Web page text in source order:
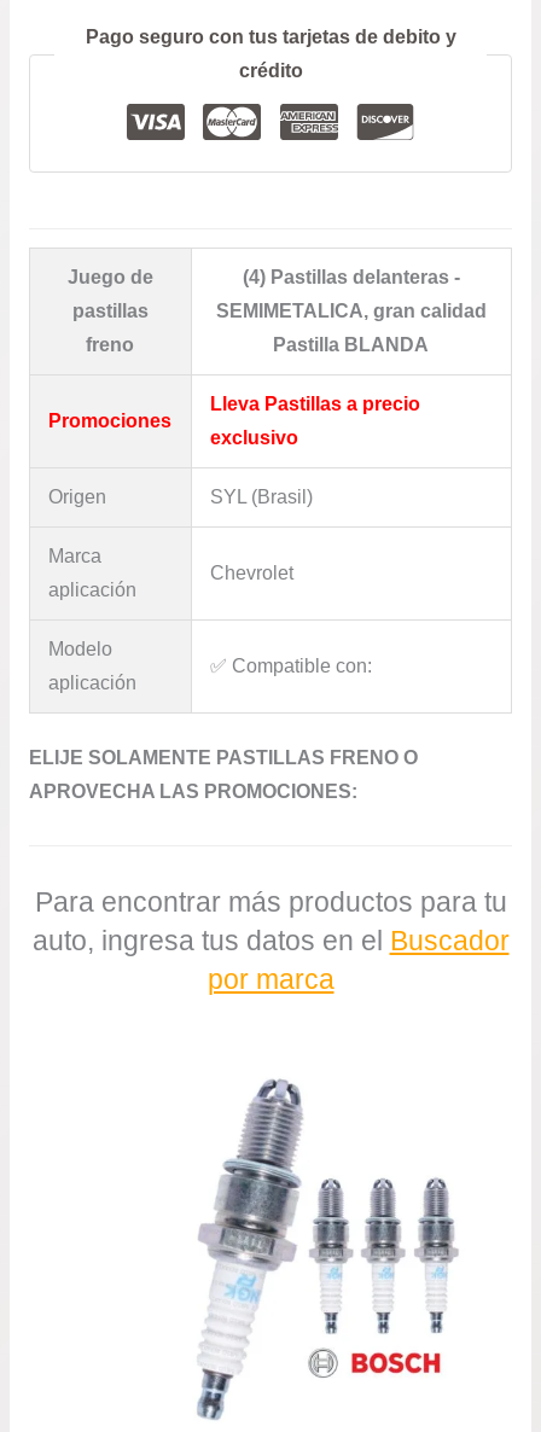
Pago seguro con tus tarjetas de debito y
crédito
Juego de
pastillas
freno
(4) Pastillas delanteras -
SEMIMETALICA, gran calidad
Pastilla BLANDA
Promociones
Lleva Pastillas a precio
exclusivo
Origen SYL (Brasil)
Marca
aplicación
Chevrolet
Modelo
aplicación
✅​ Compatible con:
ELIJE SOLAMENTE PASTILLAS FRENO O
APROVECHA LAS PROMOCIONES:
Para encontrar más productos para tu
auto, ingresa tus datos en el Buscador
por marca